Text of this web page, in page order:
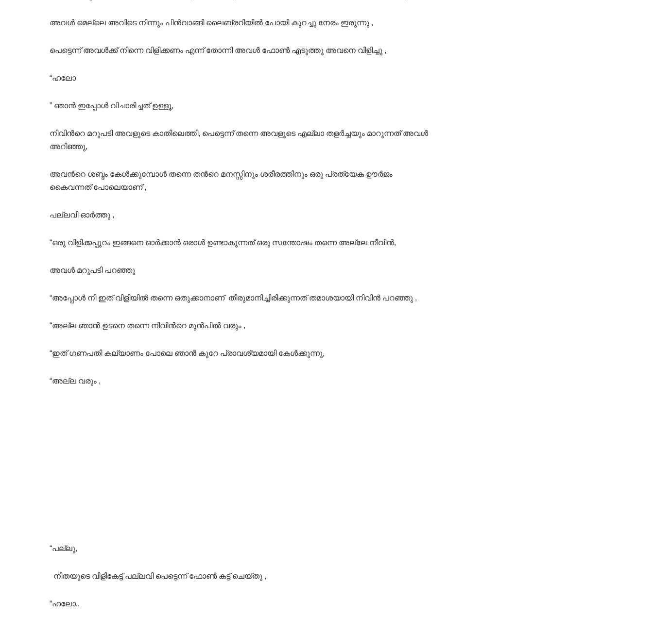
അവൾ മെല്ലെ അവിടെ നിന്നും പിൻവാങ്ങി ലൈബ്രറിയിൽ പോയി കുറച്ചു നേരം ഇരുന്നു ,
പെട്ടെന്ന് അവൾക്ക് നിന്നെ വിളിക്കണം എന്ന് തോന്നി അവൾ ഫോൺ എടുത്തു അവനെ വിളിച്ചു ,
“ഹലോ
” ഞാൻ ഇപ്പോൾ വിചാരിച്ചത് ഉള്ളൂ,
നിവിൻറെ മറുപടി അവളുടെ കാതിലെത്തി, പെട്ടെന്ന് തന്നെ അവളുടെ എല്ലാ തളർച്ചയും മാറുന്നത് അവൾ
അറിഞ്ഞു,
അവൻറെ ശബ്ദം കേൾക്കുമ്പോൾ തന്നെ തൻറെ മനസ്സിനും ശരീരത്തിനും ഒരു പ്രത്യേക ഊർജം
കൈവന്നത് പോലെയാണ് ,
പല്ലവി ഓർത്തു ,
“ഒരു വിളിക്കപ്പുറം ഇങ്ങനെ ഓർക്കാൻ ഒരാൾ ഉണ്ടാകുന്നത് ഒരു സന്തോഷം തന്നെ അല്ലേ നീവിൻ,
അവൾ മറുപടി പറഞ്ഞു
“അപ്പോൾ നീ ഇത് വിളിയിൽ തന്നെ ഒതുക്കാനാണ് തീരുമാനിച്ചിരിക്കുന്നത് തമാശയായി നിവിൻ പറഞ്ഞു ,
“അല്ല ഞാൻ ഉടനെ തന്നെ നിവിൻറെ മുൻപിൽ വരും ,
“ഇത് ഗണപതി കല്യാണം പോലെ ഞാൻ കുറേ പ്രാവശ്യമായി കേൾക്കുന്നു,
“അല്ല വരും ,
“പല്ലു,
നിതയുടെ വിളികേട്ട് പല്ലവി പെട്ടെന്ന് ഫോൺ കട്ട് ചെയ്തു ,
“ഹലോ..